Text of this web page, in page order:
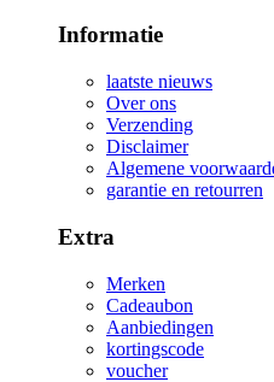
Informatie
laatste nieuws
Over ons
Verzending
Disclaimer
Algemene
garantie en retourren
Extra
Merken
Cadeaubon
Aanbiedingen
kortingscode
voucher